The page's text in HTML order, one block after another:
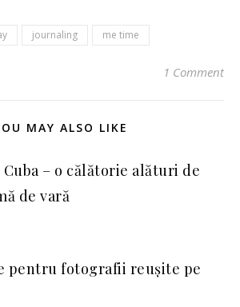
journaling me time
1 Comment
MAY ALSO LIKE
– o călătorie alături de
de vară
pentru fotografii reușite pe